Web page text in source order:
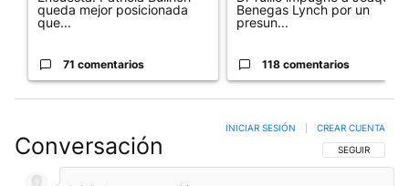
queda mejor posicionada
que...
71 comentarios
Benegas Lynch por un
presun...
118 comentarios
Conversación SIGA ESTA
SEGUIR
INICIAR SESIÓN CREAR CUENTA